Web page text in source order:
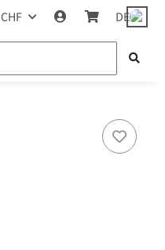
CHF DE